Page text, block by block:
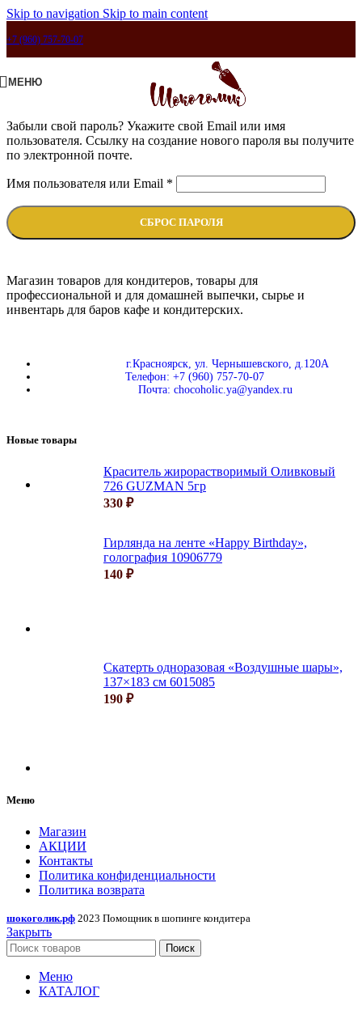
Skip to navigation Skip to main content
+7 (960) 757-70-07
МЕНЮ
Забыли свой пароль? Укажите свой Email или имя
пользователя. Ссылку на создание нового пароля вы получите
по электронной почте.
Имя пользователя или Email *
СБРОС ПАРОЛЯ
Магазин товаров для кондитеров, товары для
профессиональной и для домашней выпечки, сырье и
инвентарь для баров кафе и кондитерских.
г.Красноярск, ул. Чернышевского, д.120А
Телефон: +7 (960) 757-70-07
Почта: chocoholic.ya@yandex.ru
Новые товары
Краситель жирорастворимый Оливковый
726 GUZMAN 5гр
330 ₽
Гирлянда на ленте «Happy Birthday»,
голография 10906779
140 ₽
Скатерть одноразовая «Воздушные шары»,
137×183 см 6015085
190 ₽
Меню
Магазин
АКЦИИ
Контакты
Политика конфиденциальности
Политика возврата
шокоголик.рф 2023 Помощник в шопинге кондитера
Закрыть
Поиск
Меню
КАТАЛОГ